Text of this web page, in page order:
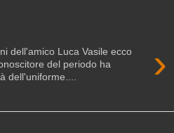
›
dell'amico Luca Vasile ecco
del periodo ha
dell'uniforme....